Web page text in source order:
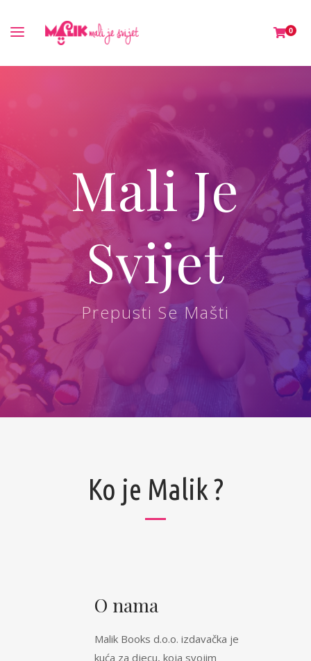
0
Mali Je
Svijet
Prepusti Se Mašti
Ko je Malik ?
O nama
Malik Books d.o.o. izdavačka je
kuća za djecu, koja svojim